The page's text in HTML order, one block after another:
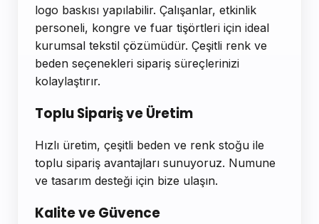
logo baskısı yapılabilir. Çalışanlar, etkinlik
personeli, kongre ve fuar tişörtleri için ideal
kurumsal tekstil çözümüdür. Çeşitli renk ve
beden seçenekleri sipariş süreçlerinizi
kolaylaştırır.
Toplu Sipariş ve Üretim
Hızlı üretim, çeşitli beden ve renk stoğu ile
toplu sipariş avantajları sunuyoruz. Numune
ve tasarım desteği için bize ulaşın.
Kalite ve Güvence